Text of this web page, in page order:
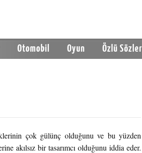
Otomobil Oyun Özlü Sözler
çok gülünç olduğunu ve bu yüzden
akılsız bir tasarımcı olduğunu iddia eder.